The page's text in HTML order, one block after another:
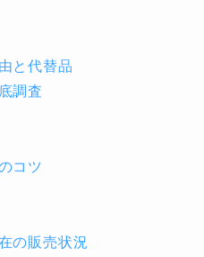
と代替品
調査
コツ
の販売状況